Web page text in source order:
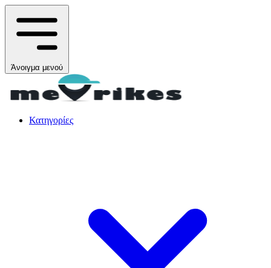
Άνοιγμα μενού
Κατηγορίες